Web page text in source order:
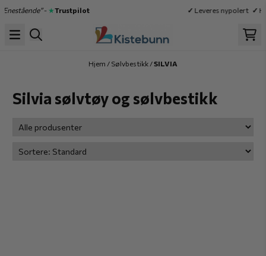
Hopp til innhold
-★ Trustpilot Leveres nypolert✓
Hjem / Sølvbestikk /SILVIA
Silvia sølvtøy og sølvbestikk